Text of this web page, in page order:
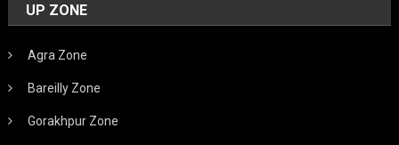
UP ZONE
Agra Zone
Bareilly Zone
Gorakhpur Zone